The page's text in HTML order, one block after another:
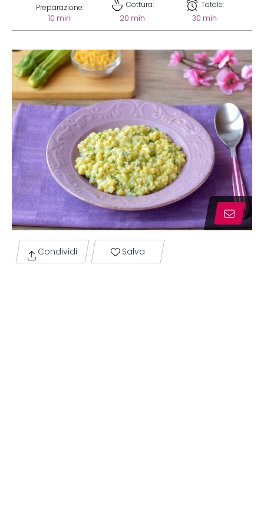
Preparazione:
10 min
Cottura:
20 min
Totale:
30 min
Condividi Salva